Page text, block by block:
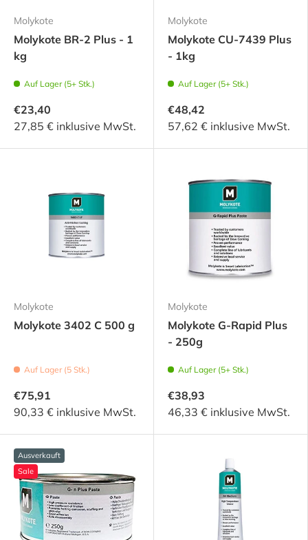
Molykote
Molykote BR-2 Plus - 1
kg
Auf Lager (5+ Stk.)
€23,40
27,85 € inklusive MwSt.
Molykote
Molykote CU-7439 Plus
- 1kg
Auf Lager (5+ Stk.)
€48,42
57,62 € inklusive MwSt.
Molykote
Molykote 3402 C 500 g
Auf Lager (5 Stk.)
€75,91
90,33 € inklusive MwSt.
Molykote
Molykote G-Rapid Plus
- 250g
Auf Lager (5+ Stk.)
€38,93
46,33 € inklusive MwSt.
Ausverkauft
Sale